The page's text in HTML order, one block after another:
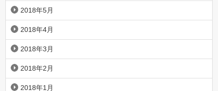
2018年5月
2018年4月
2018年3月
2018年2月
2018年1月